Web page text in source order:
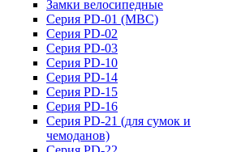
Замки велосипедные
Серия PD-01 (МВС)
Серия PD-02
Серия PD-03
Серия PD-10
Серия PD-14
Серия PD-15
Серия PD-16
Серия PD-21 (для сумок и
чемоданов)